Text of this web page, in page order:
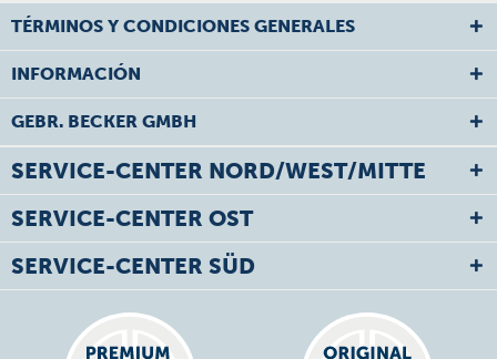
TÉRMINOS Y CONDICIONES GENERALES
INFORMACIÓN
GEBR. BECKER GMBH
SERVICE-CENTER NORD/WEST/MITTE
SERVICE-CENTER OST
SERVICE-CENTER SÜD